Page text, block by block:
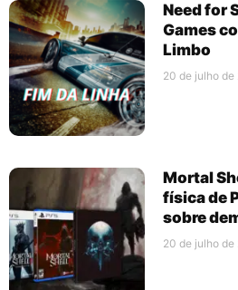
Need for
Games
Limbo
20 de julho de
Mortal
física de
sobre
20 de julho de